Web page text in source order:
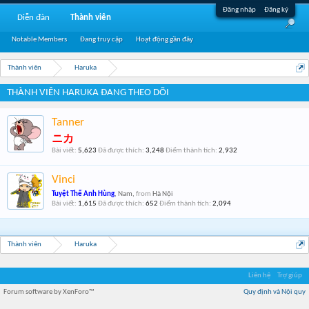
Đăng nhập Đăng ký
Thành viên Haruka
THÀNH VIÊN HARUKA ĐANG THEO DÕI
Tanner
ニカ
Bài viết: 5,623 Đã được thích: 3,248 Điểm thành tích: 2,932
Vinci
Tuyệt Thế Anh Hùng, Nam, from Hà Nội
Bài viết: 1,615 Đã được thích: 652 Điểm thành tích: 2,094
Thành viên Haruka
Diễn đàn Thành viên
Notable Members Đang truy cập Hoạt động gần đây
Liên hệ Trợ giúp
Quy định và Nội quy
Forum software by XenForo™